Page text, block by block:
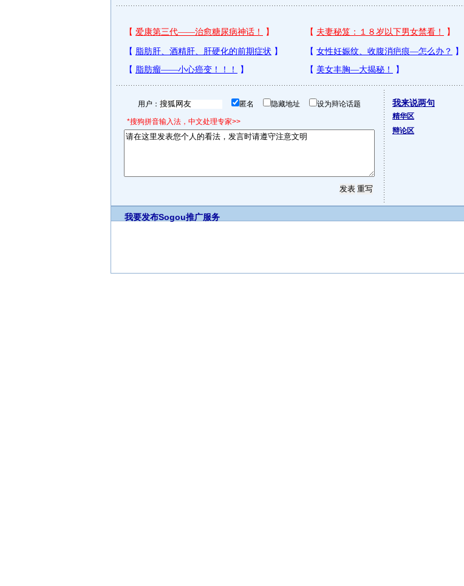
用户： 匿名 隐藏地址 设为辩论话题
*搜狗拼音输入法，中文处理专家>>
我来说两句
精华区
辩论区
我要发布Sogou推广服务